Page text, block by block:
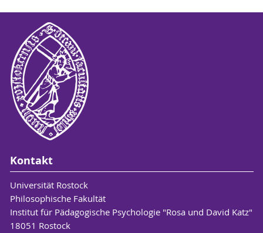
Kontakt
Universität Rostock
Philosophische Fakultät
Institut für Pädagogische Psychologie "Rosa und David Katz"
18051 Rostock